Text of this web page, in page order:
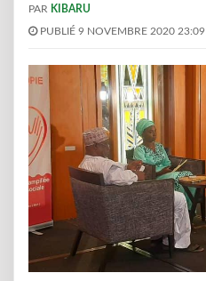
PAR KIBARU
PUBLIÉ 9 NOVEMBRE 2020 23:09